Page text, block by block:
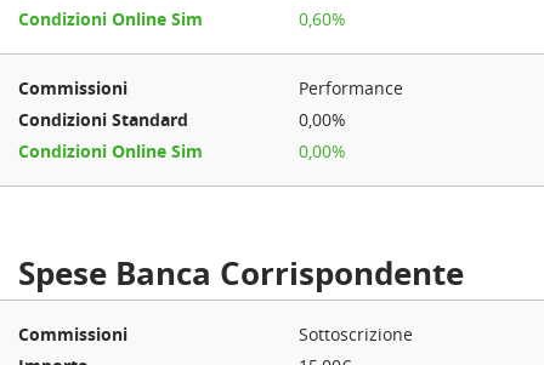
0,60%
Performance
0,00%
0,00%
Spese Banca Corrispondente
Sottoscrizione